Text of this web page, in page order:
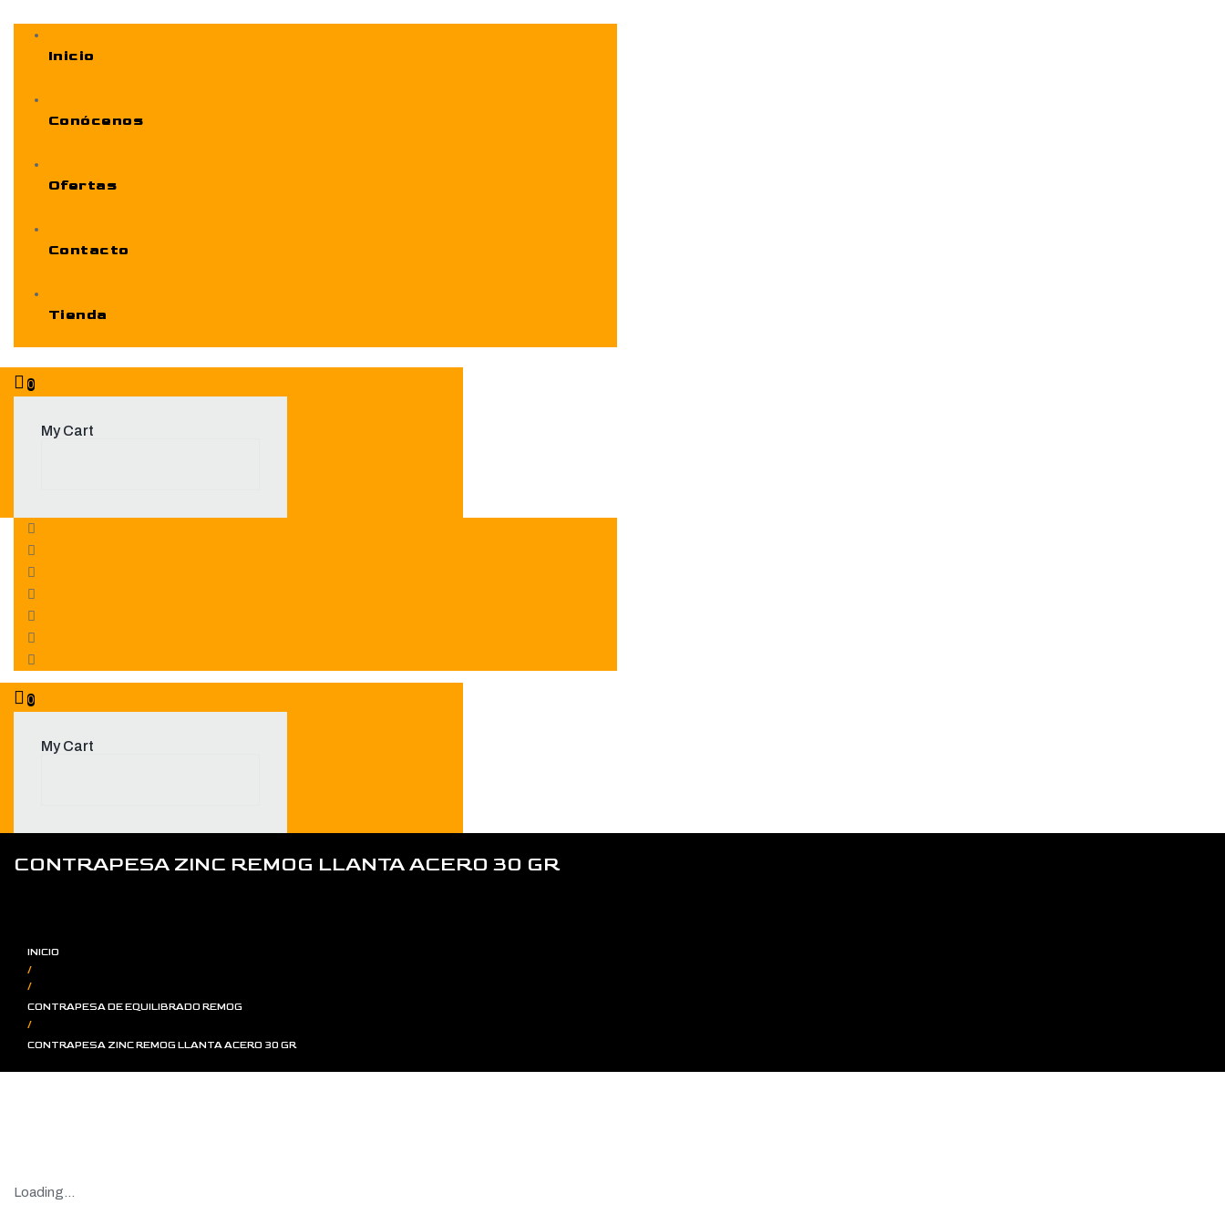
Inicio
Conócenos
Ofertas
Contacto
Tienda
0
My Cart
0
My Cart
CONTRAPESA ZINC REMOG LLANTA ACERO 30 GR
INICIO
/
/
CONTRAPESA DE EQUILIBRADO REMOG
/
CONTRAPESA ZINC REMOG LLANTA ACERO 30 GR
Loading...